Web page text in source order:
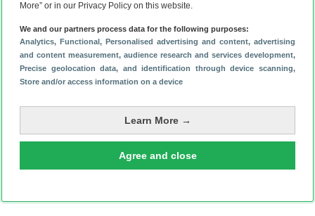
More” or in our Privacy Policy on this website.
We and our partners process data for the following purposes:
Analytics, Functional, Personalised advertising and content, advertising
and content measurement, audience research and services development,
Precise geolocation data, and identification through device scanning,
Store and/or access information on a device
Learn More →
Agree and close